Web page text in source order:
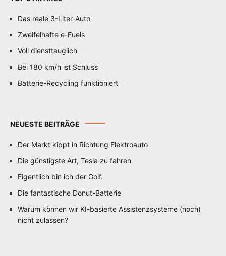
Das reale 3-Liter-Auto
Zweifelhafte e-Fuels
Voll diensttauglich
Bei 180 km/h ist Schluss
Batterie-Recycling funktioniert
NEUESTE BEITRÄGE
Der Markt kippt in Richtung Elektroauto
Die günstigste Art, Tesla zu fahren
Eigentlich bin ich der Golf.
Die fantastische Donut-Batterie
Warum können wir KI-basierte Assistenzsysteme (noch)
nicht zulassen?